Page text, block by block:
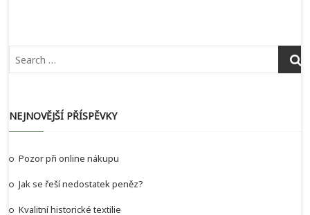
NEJNOVĚJŠÍ PŘÍSPĚVKY
Pozor při online nákupu
Jak se řeší nedostatek peněz?
Kvalitní historické textilie